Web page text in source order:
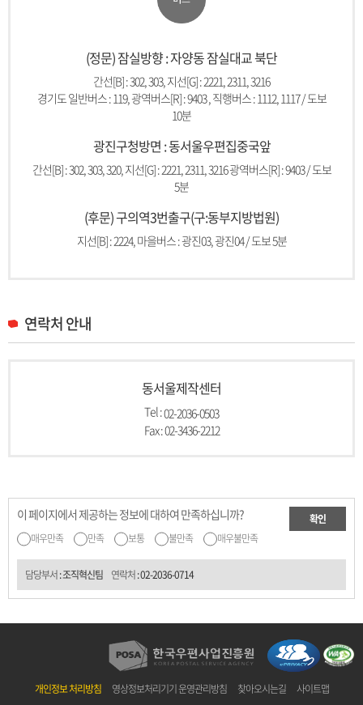
(정문) 잠실방향 : 자양동 잠실대교 북단
간선[B] : 302, 303, 지선[G] : 2221, 2311, 3216
경기도 일반버스 : 119, 광역버스[R] : 9403 , 직행버스 : 1112, 1117 / 도보
10분
광진구청방면 : 동서울우편집중국앞
간선[B] : 302, 303, 320, 지선[G] : 2221, 2311, 3216 광역버스[R] : 9403 / 도보
5분
(후문) 구의역3번출구(구:동부지방법원)
지선[B] : 2224, 마을버스 : 광진03, 광진04 / 도보 5분
연락처 안내
동서울제작센터
Tel :02-2036-0503
Fax : 02-3436-2212
이 페이지에서 제공하는 정보에 대하여 만족하십니까?
매우만족 만족 보통 불만족 매우불만족
확인
담당부서 : 조직혁신팀 연락처 :02-2036-0714
개인정보 처리방침 영상정보처리기기 운영관리방침 찾아오시는길
사이트맵